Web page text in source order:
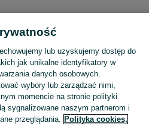
lub uzyskujemy dostęp do
jak unikalne identyfikatory w
danych osobowych.
wybory lub zarządzać nimi,
momencie na stronie polityki
sygnalizowane naszym partnerom i
przeglądania. Polityka cookies,